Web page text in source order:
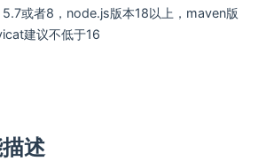
或者8，node.js版本18以上，maven版
建议不低于16
述